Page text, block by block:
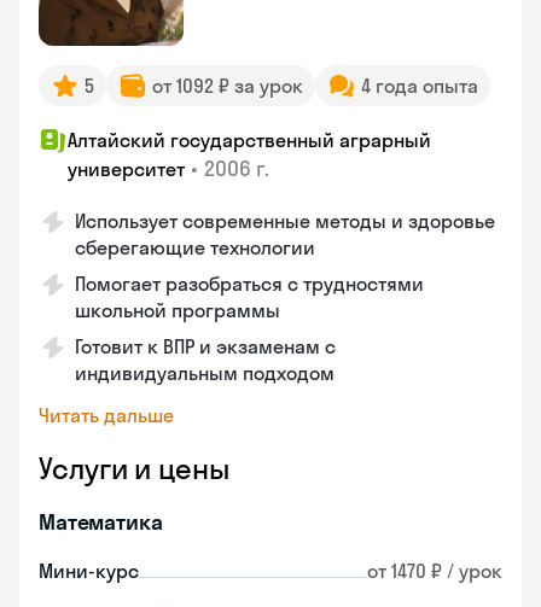
5 от 1092 ₽ за урок 4 года опыта
Алтайский государственный аграрный
университет • 2006 г.
Использует современные методы и здоровье
сберегающие технологии
Помогает разобраться с трудностями
школьной программы
Готовит к ВПР и экзаменам с
индивидуальным подходом
Читать дальше
Услуги и цены
Математика
Мини-курс от 1470 ₽ / урок